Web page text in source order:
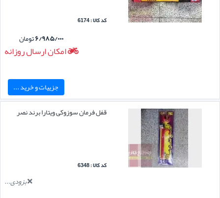
کد کالا : 6174
۶/۹۸۵/۰۰۰تومان
امکان ارسال روزانه
جزییات و خرید ...
قفل فرمان سوزوکی ویتارا برند نصر
کد کالا : 6348
بزودی...